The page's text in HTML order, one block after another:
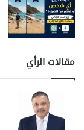
مقالات الرأي